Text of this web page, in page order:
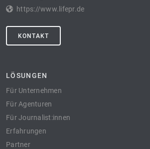
https://www.lifepr.de
KONTAKT
LÖSUNGEN
Für Unternehmen
Für Agenturen
Für Journalist:innen
Erfahrungen
Partner